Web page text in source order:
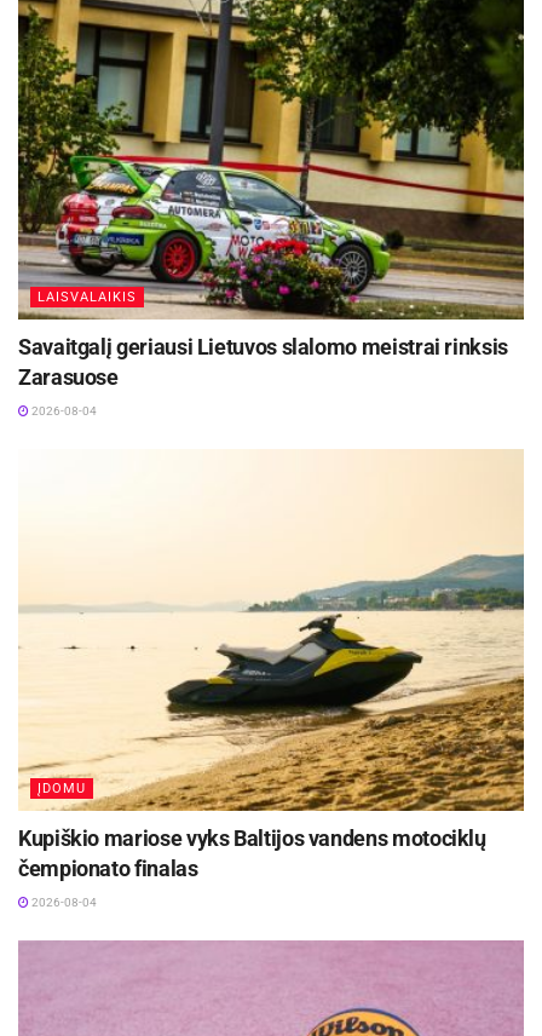
Šaltinis: FK „Panevėžys“
Žymos: A lyga FK „Panevėžys“ Futbolas
LAISVALAIKIS
Savaitgalį geriausi Lietuvos slalomo meistrai rinksis
Zarasuose
2026-08-04
ĮDOMU
Kupiškio mariose vyks Baltijos vandens motociklų
čempionato finalas
2026-08-04